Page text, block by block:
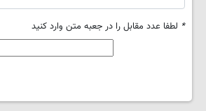
* لطفا عدد مقابل را در جعبه متن وارد کنید